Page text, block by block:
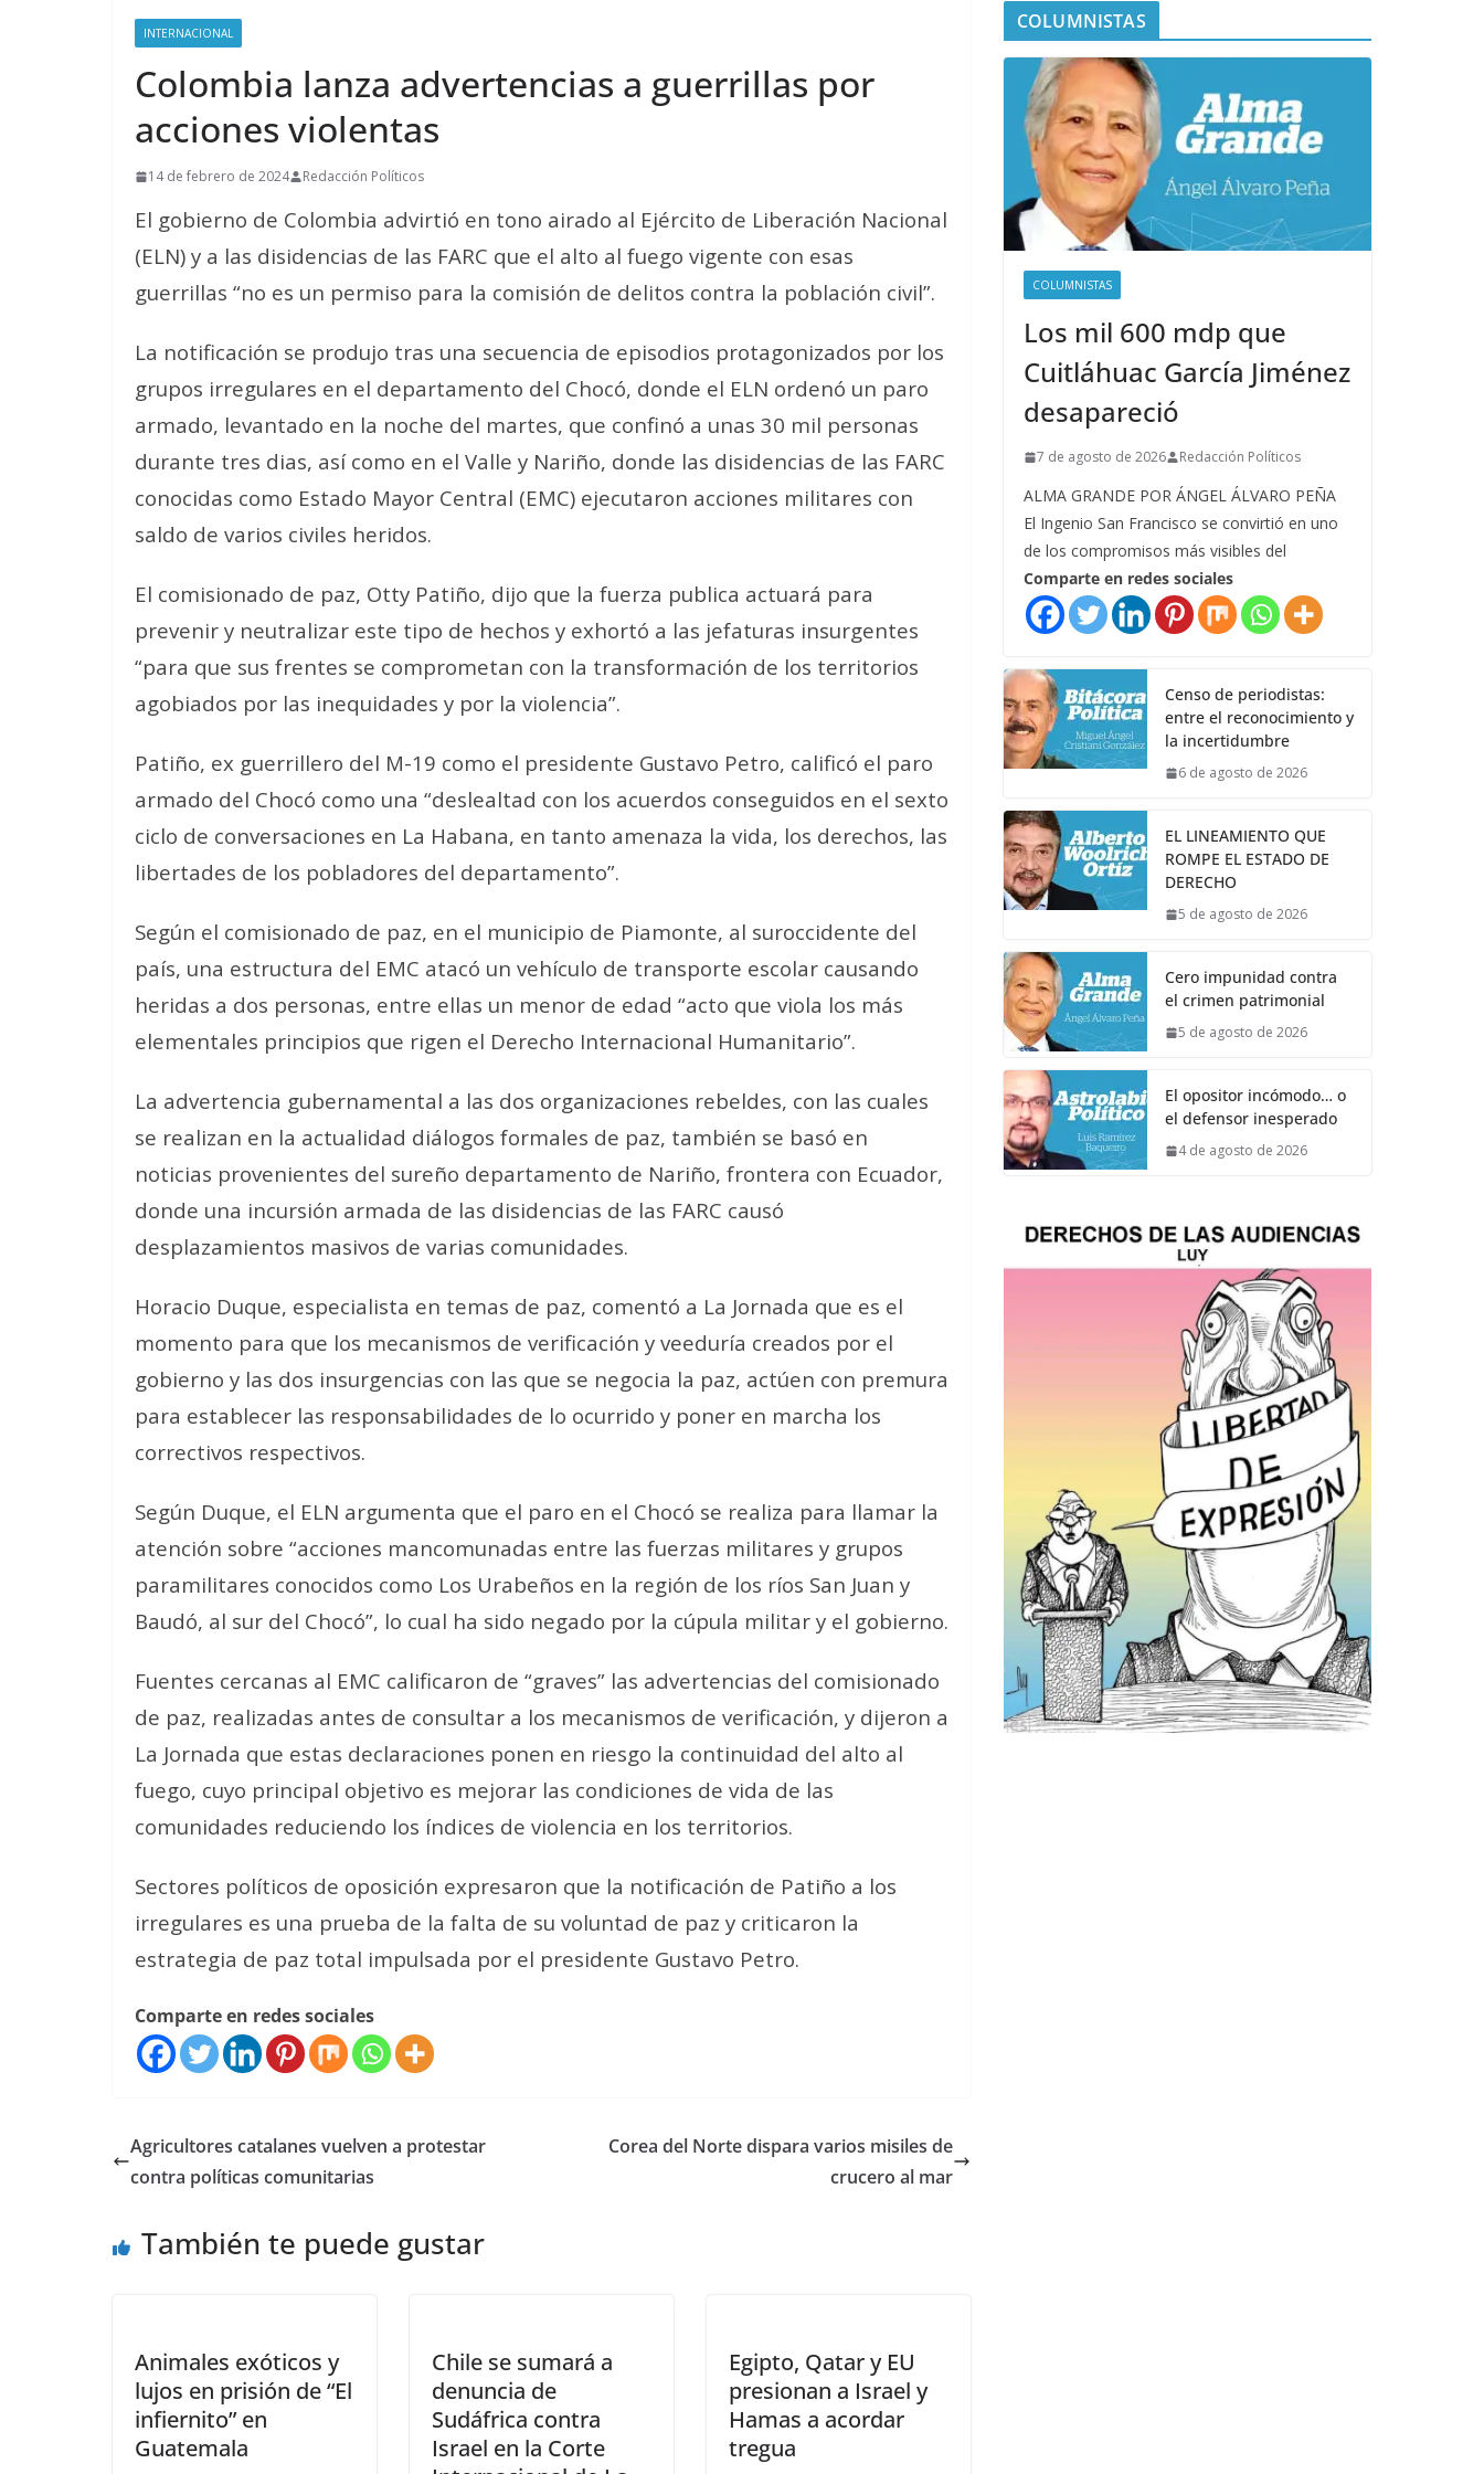
INTERNACIONAL
Colombia lanza advertencias a guerrillas por
acciones violentas
14 de febrero de 2024 Redacción Políticos
El gobierno de Colombia advirtió en tono airado al Ejército de Liberación Nacional
(ELN) y a las disidencias de las FARC que el alto al fuego vigente con esas
guerrillas “no es un permiso para la comisión de delitos contra la población civil”.
La notificación se produjo tras una secuencia de episodios protagonizados por los
grupos irregulares en el departamento del Chocó, donde el ELN ordenó un paro
armado, levantado en la noche del martes, que confinó a unas 30 mil personas
durante tres dias, así como en el Valle y Nariño, donde las disidencias de las FARC
conocidas como Estado Mayor Central (EMC) ejecutaron acciones militares con
saldo de varios civiles heridos.
El comisionado de paz, Otty Patiño, dijo que la fuerza publica actuará para
prevenir y neutralizar este tipo de hechos y exhortó a las jefaturas insurgentes
“para que sus frentes se comprometan con la transformación de los territorios
agobiados por las inequidades y por la violencia”.
Patiño, ex guerrillero del M-19 como el presidente Gustavo Petro, calificó el paro
armado del Chocó como una “deslealtad con los acuerdos conseguidos en el sexto
ciclo de conversaciones en La Habana, en tanto amenaza la vida, los derechos, las
libertades de los pobladores del departamento”.
Según el comisionado de paz, en el municipio de Piamonte, al suroccidente del
país, una estructura del EMC atacó un vehículo de transporte escolar causando
heridas a dos personas, entre ellas un menor de edad “acto que viola los más
elementales principios que rigen el Derecho Internacional Humanitario”.
La advertencia gubernamental a las dos organizaciones rebeldes, con las cuales
se realizan en la actualidad diálogos formales de paz, también se basó en
noticias provenientes del sureño departamento de Nariño, frontera con Ecuador,
donde una incursión armada de las disidencias de las FARC causó
desplazamientos masivos de varias comunidades.
Horacio Duque, especialista en temas de paz, comentó a La Jornada que es el
momento para que los mecanismos de verificación y veeduría creados por el
gobierno y las dos insurgencias con las que se negocia la paz, actúen con premura
para establecer las responsabilidades de lo ocurrido y poner en marcha los
correctivos respectivos.
Según Duque, el ELN argumenta que el paro en el Chocó se realiza para llamar la
atención sobre “acciones mancomunadas entre las fuerzas militares y grupos
paramilitares conocidos como Los Urabeños en la región de los ríos San Juan y
Baudó, al sur del Chocó”, lo cual ha sido negado por la cúpula militar y el gobierno.
Fuentes cercanas al EMC calificaron de “graves” las advertencias del comisionado
de paz, realizadas antes de consultar a los mecanismos de verificación, y dijeron a
La Jornada que estas declaraciones ponen en riesgo la continuidad del alto al
fuego, cuyo principal objetivo es mejorar las condiciones de vida de las
comunidades reduciendo los índices de violencia en los territorios.
Sectores políticos de oposición expresaron que la notificación de Patiño a los
irregulares es una prueba de la falta de su voluntad de paz y criticaron la
estrategia de paz total impulsada por el presidente Gustavo Petro.
Comparte en redes sociales
Agricultores catalanes vuelven a protestar
contra políticas comunitarias
Corea del Norte dispara varios misiles de
crucero al mar
También te puede gustar
Animales exóticos y
lujos en prisión de “El
infiernito” en
Guatemala
Chile se sumará a
denuncia de
Sudáfrica contra
Israel en la Corte
Egipto, Qatar y EU
presionan a Israel y
Hamas a acordar
tregua
COLUMNISTAS
COLUMNISTAS
Los mil 600 mdp que
Cuitláhuac García Jiménez
desapareció
7 de agosto de 2026 Redacción Políticos
ALMA GRANDE POR ÁNGEL ÁLVARO PEÑA
El Ingenio San Francisco se convirtió en uno
de los compromisos más visibles del
Comparte en redes sociales
Censo de periodistas:
entre el reconocimiento y
la incertidumbre
6 de agosto de 2026
EL LINEAMIENTO QUE
ROMPE EL ESTADO DE
DERECHO
5 de agosto de 2026
Cero impunidad contra
el crimen patrimonial
5 de agosto de 2026
El opositor incómodo… o
el defensor inesperado
4 de agosto de 2026